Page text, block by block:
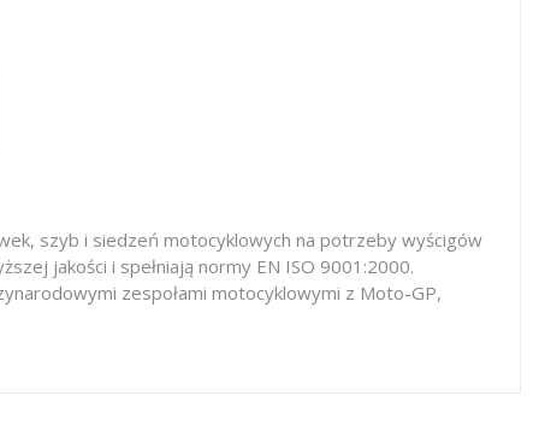
szyb i siedzeń motocyklowych na potrzeby wyścigów
jakości i spełniają normy EN ISO 9001:2000.
zespołami motocyklowymi z Moto-GP,